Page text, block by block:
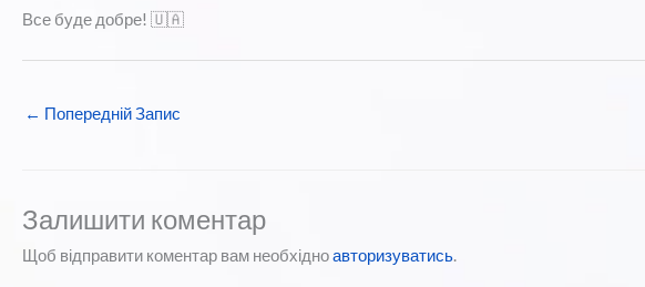
Все буде добре! 🇺🇦
← Попередній Запис
Залишити коментар
Щоб відправити коментар вам необхідноавторизуватись.